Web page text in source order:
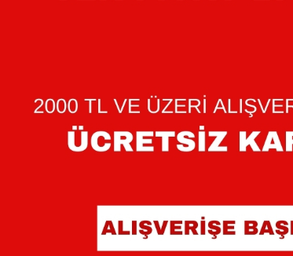
Paylaş